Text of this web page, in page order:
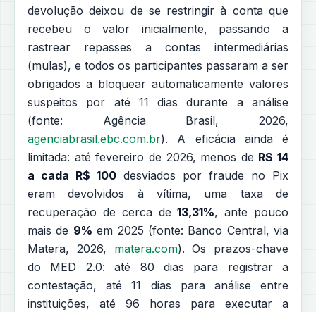
devolução deixou de se restringir à conta que
recebeu o valor inicialmente, passando a
rastrear repasses a contas intermediárias
(mulas), e todos os participantes passaram a ser
obrigados a bloquear automaticamente valores
suspeitos por até 11 dias durante a análise
(fonte: Agência Brasil, 2026,
agenciabrasil.ebc.com.br). A eficácia ainda é
limitada: até fevereiro de 2026, menos de R$ 14
a cada R$ 100 desviados por fraude no Pix
eram devolvidos à vítima, uma taxa de
recuperação de cerca de13,31%, ante pouco
mais de 9% em 2025 (fonte: Banco Central, via
Matera, 2026, matera.com). Os prazos-chave
do MED 2.0: até 80 dias para registrar a
contestação, até 11 dias para análise entre
instituições, até 96 horas para executar a